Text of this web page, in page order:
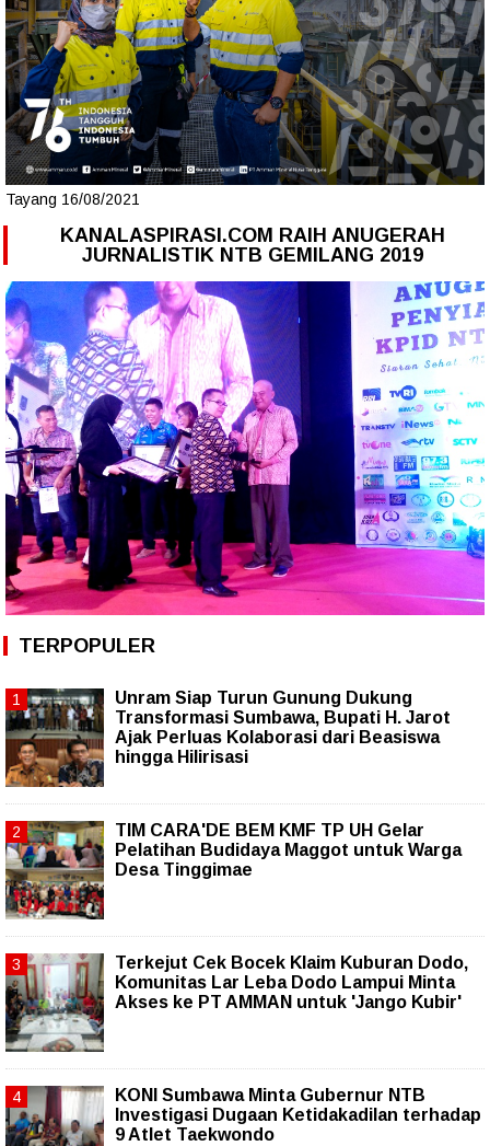
Tayang 16/08/2021
KANALASPIRASI.COM RAIH ANUGERAH
JURNALISTIK NTB GEMILANG 2019
TERPOPULER
Unram Siap Turun Gunung Dukung
Transformasi Sumbawa, Bupati H. Jarot
Ajak Perluas Kolaborasi dari Beasiswa
hingga Hilirisasi
TIM CARA'DE BEM KMF TP UH Gelar
Pelatihan Budidaya Maggot untuk Warga
Desa Tinggimae
Terkejut Cek Bocek Klaim Kuburan Dodo,
Komunitas Lar Leba Dodo Lampui Minta
Akses ke PT AMMAN untuk 'Jango Kubir'
KONI Sumbawa Minta Gubernur NTB
Investigasi Dugaan Ketidakadilan terhadap
9 Atlet Taekwondo